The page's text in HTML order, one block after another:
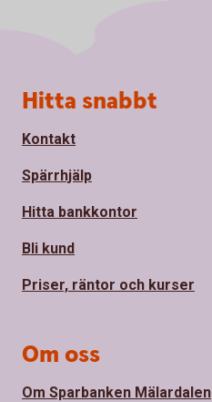
Sidfot
Hitta snabbt
Kontakt
Spärrhjälp
Hitta bankkontor
Bli kund
Priser, räntor och kurser
Om oss
Om Sparbanken Mälardalen